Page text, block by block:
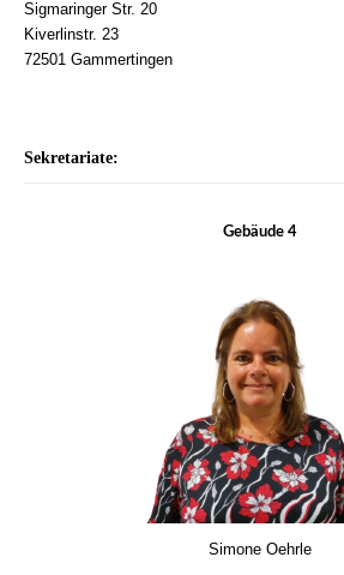
Sigmaringer Str. 20
Kiverlinstr. 23
72501 Gammertingen
Sekretariate:
Gebäude 4
Simone Oehrle